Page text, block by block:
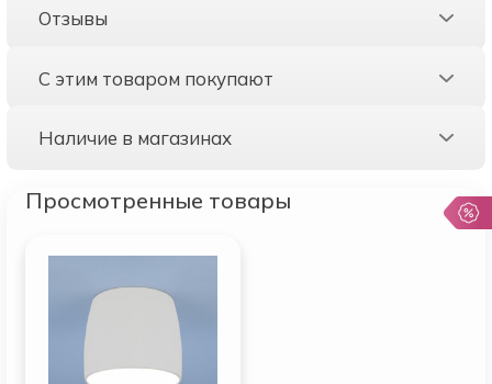
Отзывы
С этим товаром покупают
Наличие в магазинах
Просмотренные товары